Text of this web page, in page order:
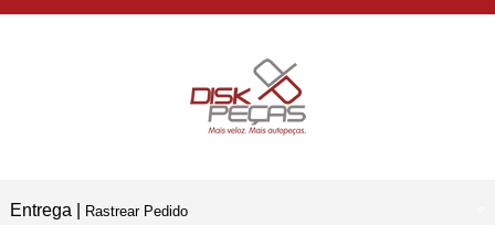
Em Nossas Lojas Físicas
Entrega | Rastrear Pedido